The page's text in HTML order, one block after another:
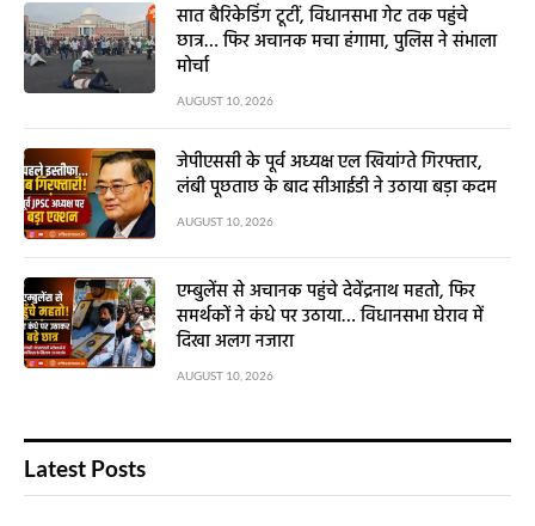
सात बैरिकेडिंग टूटीं, विधानसभा गेट तक पहुंचे
छात्र… फिर अचानक मचा हंगामा, पुलिस ने संभाला
मोर्चा
AUGUST 10, 2026
जेपीएससी के पूर्व अध्यक्ष एल खियांग्ते गिरफ्तार,
लंबी पूछताछ के बाद सीआईडी ने उठाया बड़ा कदम
AUGUST 10, 2026
एम्बुलेंस से अचानक पहुंचे देवेंद्रनाथ महतो, फिर
समर्थकों ने कंधे पर उठाया… विधानसभा घेराव में
दिखा अलग नजारा
AUGUST 10, 2026
Latest Posts